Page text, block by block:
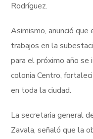
Rodríguez.
Asimismo, anunció
trabajos en la
para el próximo año
colonia Centro,
en toda la ciudad.
La secretaria general
Zavala, señaló que la